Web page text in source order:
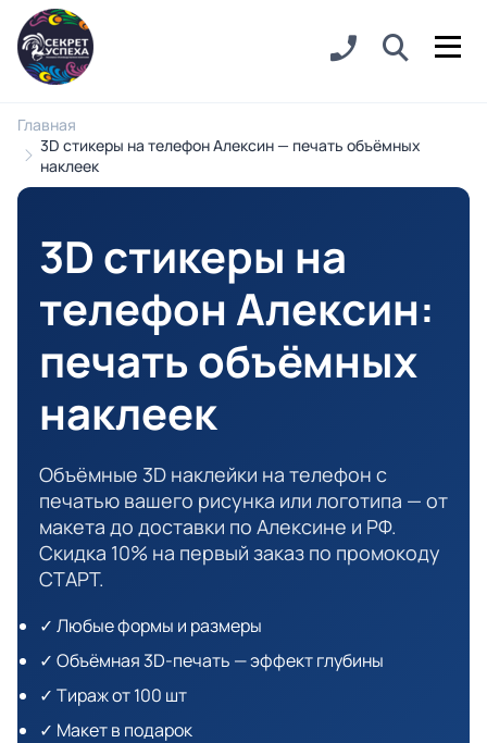
Главная
3D стикеры на телефон Алексин — печать объёмных
наклеек
3D стикеры на
телефон Алексин:
печать объёмных
наклеек
Объёмные 3D наклейки на телефон с
печатью вашего рисунка или логотипа — от
макета до доставки по Алексине и РФ.
Скидка 10% на первый заказ по промокоду
СТАРТ.
✓ Любые формы и размеры
✓ Объёмная 3D-печать — эффект глубины
✓ Тираж от 100 шт
✓ Макет в подарок